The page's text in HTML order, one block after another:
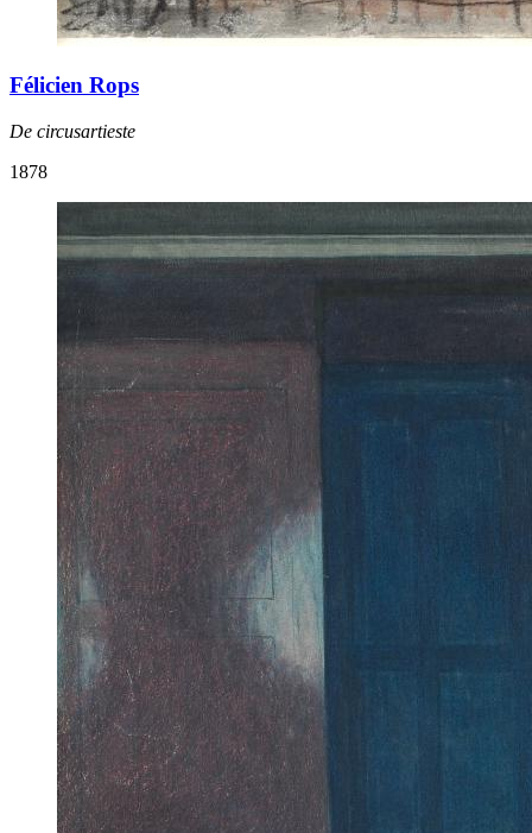
Félicien Rops
De circusartieste
1878